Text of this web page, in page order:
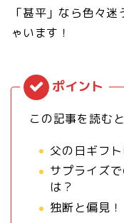
「甚平」なら色々
ゃいます！
この記事を読む
父の日ギフ
サプライズ
は？
独断と偏見